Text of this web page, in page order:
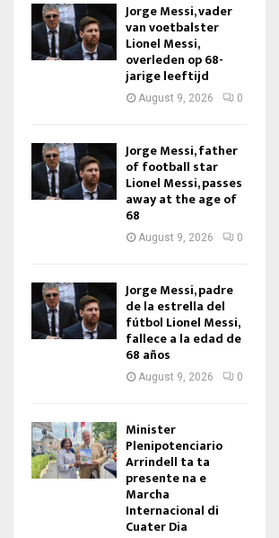
Jorge Messi, vader
van voetbalster
Lionel Messi,
overleden op 68-
jarige leeftijd
August 9, 2026 0
Jorge Messi, father
of football star
Lionel Messi, passes
away at the age of
68
August 9, 2026 0
Jorge Messi, padre
de la estrella del
fútbol Lionel Messi,
fallece a la edad de
68 años
August 9, 2026 0
Minister
Plenipotenciario
Arrindell ta ta
presente na e
Marcha
Internacional di
Cuater Dia